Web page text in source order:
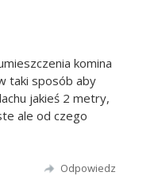
komina
taki sposób aby
jakieś 2 metry,
ale od czego
Odpowiedz